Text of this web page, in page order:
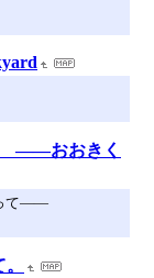
――おおきく
て――